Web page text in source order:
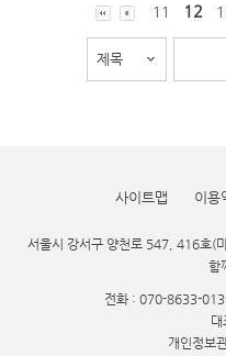
11 12
사이트맵 이용
서울시 강서구 양천로 547, 416호(
함
전화 : 070-8633-
대
개인정보